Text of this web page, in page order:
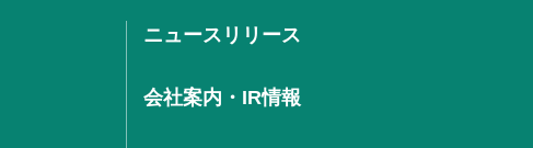
ニュースリリース
会社案内・IR情報